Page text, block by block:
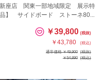
新座店 関東一部地域限定 展示特
】 サイドボード ストーネ80...
￥39,800 (税抜)
￥43,780
(税込)
通常価格 ￥49,900 (税抜)
￥54,890 (税込)